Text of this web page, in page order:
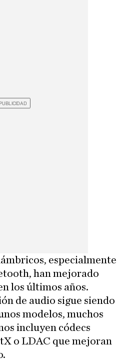
especialmente
han mejorado
los últimos años.
de audio sigue siendo
modelos, muchos
incluyen códecs
o LDAC que mejoran